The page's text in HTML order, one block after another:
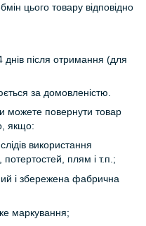
цього товару відповідно
після отримання (для
за домовленістю.
можете повернути товар
якщо:
використання
плям і т.п.;
і збережена фабрична
маркування;